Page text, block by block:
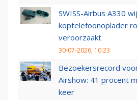
SWISS-Airbus A330
koptelefoonoplader
veroorzaakt
30-07-2026, 10:23
Bezoekersrecord
Airshow: 41 procent
keer